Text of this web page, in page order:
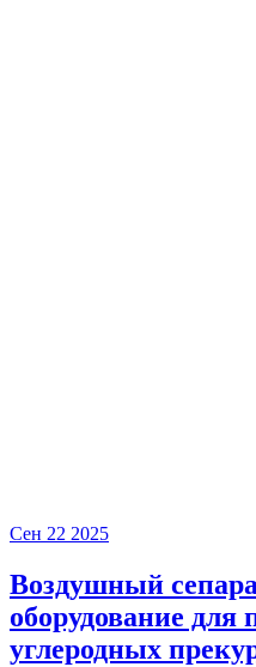
Сен 22 2025
Воздушный
оборудование для
углеродных